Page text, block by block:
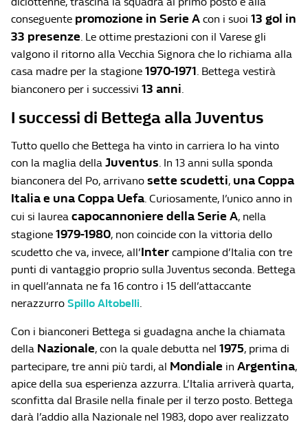
conseguente promozione in Serie A con i suoi 13 gol in
33 presenze. Le ottime prestazioni con il Varese gli
valgono il ritorno alla Vecchia Signora che lo richiama alla
casa madre per la stagione 1970-1971. Bettega vestirà
bianconero per i successivi 13 anni.
I successi di Bettega alla Juventus
Tutto quello che Bettega ha vinto in carriera lo ha vinto
con la maglia della Juventus. In 13 anni sulla sponda
bianconera del Po, arrivano sette scudetti, una Coppa
Italiae una Coppa Uefa. Curiosamente, l’unico anno in
cui si laurea capocannoniere della Serie A, nella
stagione 1979-1980, non coincide con la vittoria dello
scudetto che va, invece, all’Inter campione d’Italia con tre
punti di vantaggio proprio sulla Juventus seconda. Bettega
in quell’annata ne fa 16 contro i 15 dell’attaccante
nerazzurro Spillo Altobelli.
Con i bianconeri Bettega si guadagna anche la chiamata
della Nazionale, con la quale debutta nel 1975, prima di
partecipare, tre anni più tardi, al Mondiale in Argentina,
apice della sua esperienza azzurra. L’Italia arriverà quarta,
sconfitta dal Brasile nella finale per il terzo posto. Bettega
darà l’addio alla Nazionale nel 1983, dopo aver realizzato